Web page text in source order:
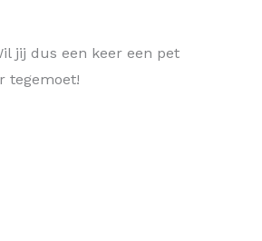
jij dus een keer een pet
tegemoet!